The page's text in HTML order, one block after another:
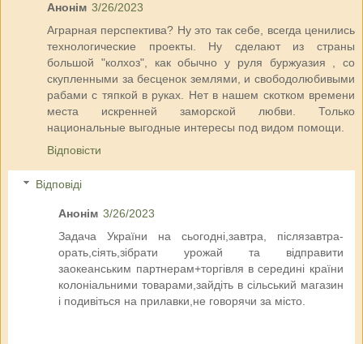
Анонім 3/26/2023
Аграрная перспектива? Ну это так себе, всегда ценились
технологические проекты. Ну сделают из страны
большой "колхоз", как обычно у руля буржуазия , со
скупленными за бесценок землями, и свободолюбивыми
рабами с тяпкой в руках. Нет в нашем скотком времени
места искренней заморской любви. Только
национальные выгодные интересы под видом помощи.
Відповісти
Відповіді
Анонім 3/26/2023
Задача України на сьогодні,завтра, післязавтра-
орать,сіять,зібрати урожай та відправити
заокеанським партнерам+торгівля в середині країни
колоніальними товарами,зайдіть в сільський магазин
і подивіться на прилавки,не говорячи за місто.